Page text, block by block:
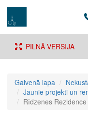
PILNĀ VERSIJA
Galvenā lapa
Jaunie projekti un
Rīdzenes Rezidence